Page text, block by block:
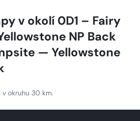
v okolí 0D1 – Fairy
NP Back
— Yellowstone
okruhu 30 km.